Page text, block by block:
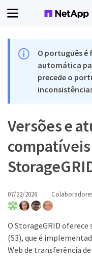
O português
automática
precede o
Versões e
compatíveis
07/22/2026
O StorageGRID oferece
(S3), que é
Web de transferência